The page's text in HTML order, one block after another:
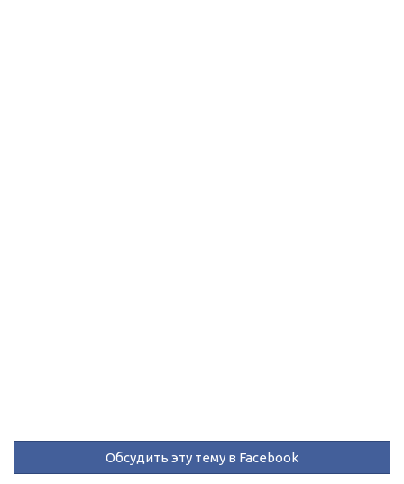
Обсудить эту тему в Facebook